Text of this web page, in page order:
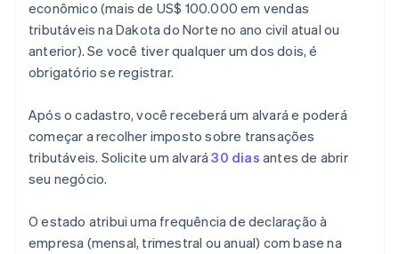
econômico (mais de US$ 100.000 em vendas
tributáveis na Dakota do Norte no ano civil atual ou
anterior). Se você tiver qualquer um dos dois, é
obrigatório se registrar.
Após o cadastro, você receberá um alvará e poderá
começar a recolher imposto sobre transações
tributáveis. Solicite um alvará30 dias antes de abrir
seu negócio.
O estado atribui uma frequência de declaração à
empresa (mensal, trimestral ou anual) com base na